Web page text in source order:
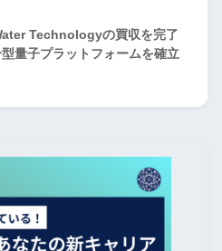
Technologyの買収を完了
量子プラットフォームを確立